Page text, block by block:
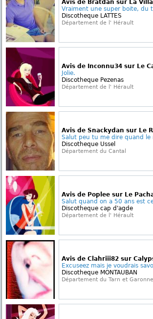
Avis de Bratdan sur La
Vraiment une super boite, du
Discotheque LATTES
Département de l' Hérault
Avis de Inconnu34 sur Le
Jolie.
Discotheque Pezenas
Département de l' Hérault
Avis de Snackydan sur Le
Salut peu tu me dire quand le
Discotheque Ussel
Département du Cantal
Avis de Poplee sur Le
Salut quand on a 50 ans est
Discotheque cap d'agde
Département de l' Hérault
Avis de Clahriii82 sur
Excuseez mais je voudrais
Discotheque MONTAUBAN
Département du Tarn et Garonne